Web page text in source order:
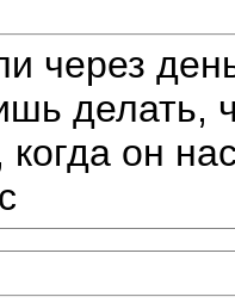
через
делать,
он